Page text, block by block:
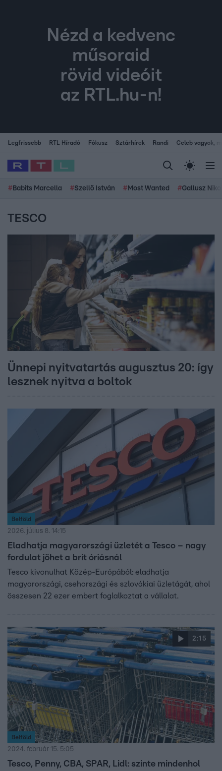
Nézd a kedvenc
műsoraid
rövid videóit
az RTL.hu-n!
Legfrissebb RTL Híradó Fókusz Sztárhírek Randi Celeb vagyok,
# Babits Marcella #Szellő István # Most Wanted #Gallusz
TESCO
Ünnepi nyitvatartás augusztus 20: így
lesznek nyitva a boltok
Belföld
2026. július 8. 14:15
Eladhatja magyarországi üzletét a Tesco – nagy
fordulat jöhet a brit óriásnál
Tesco kivonulhat Közép-Európából: eladhatja
magyarországi, csehországi és szlovákiai üzletágát, ahol
összesen 22 ezer embert foglalkoztat a vállalat.
2:15
Belföld
2024. február 15. 5:05
Tesco, Penny, CBA, SPAR, Lidl: szinte mindenhol